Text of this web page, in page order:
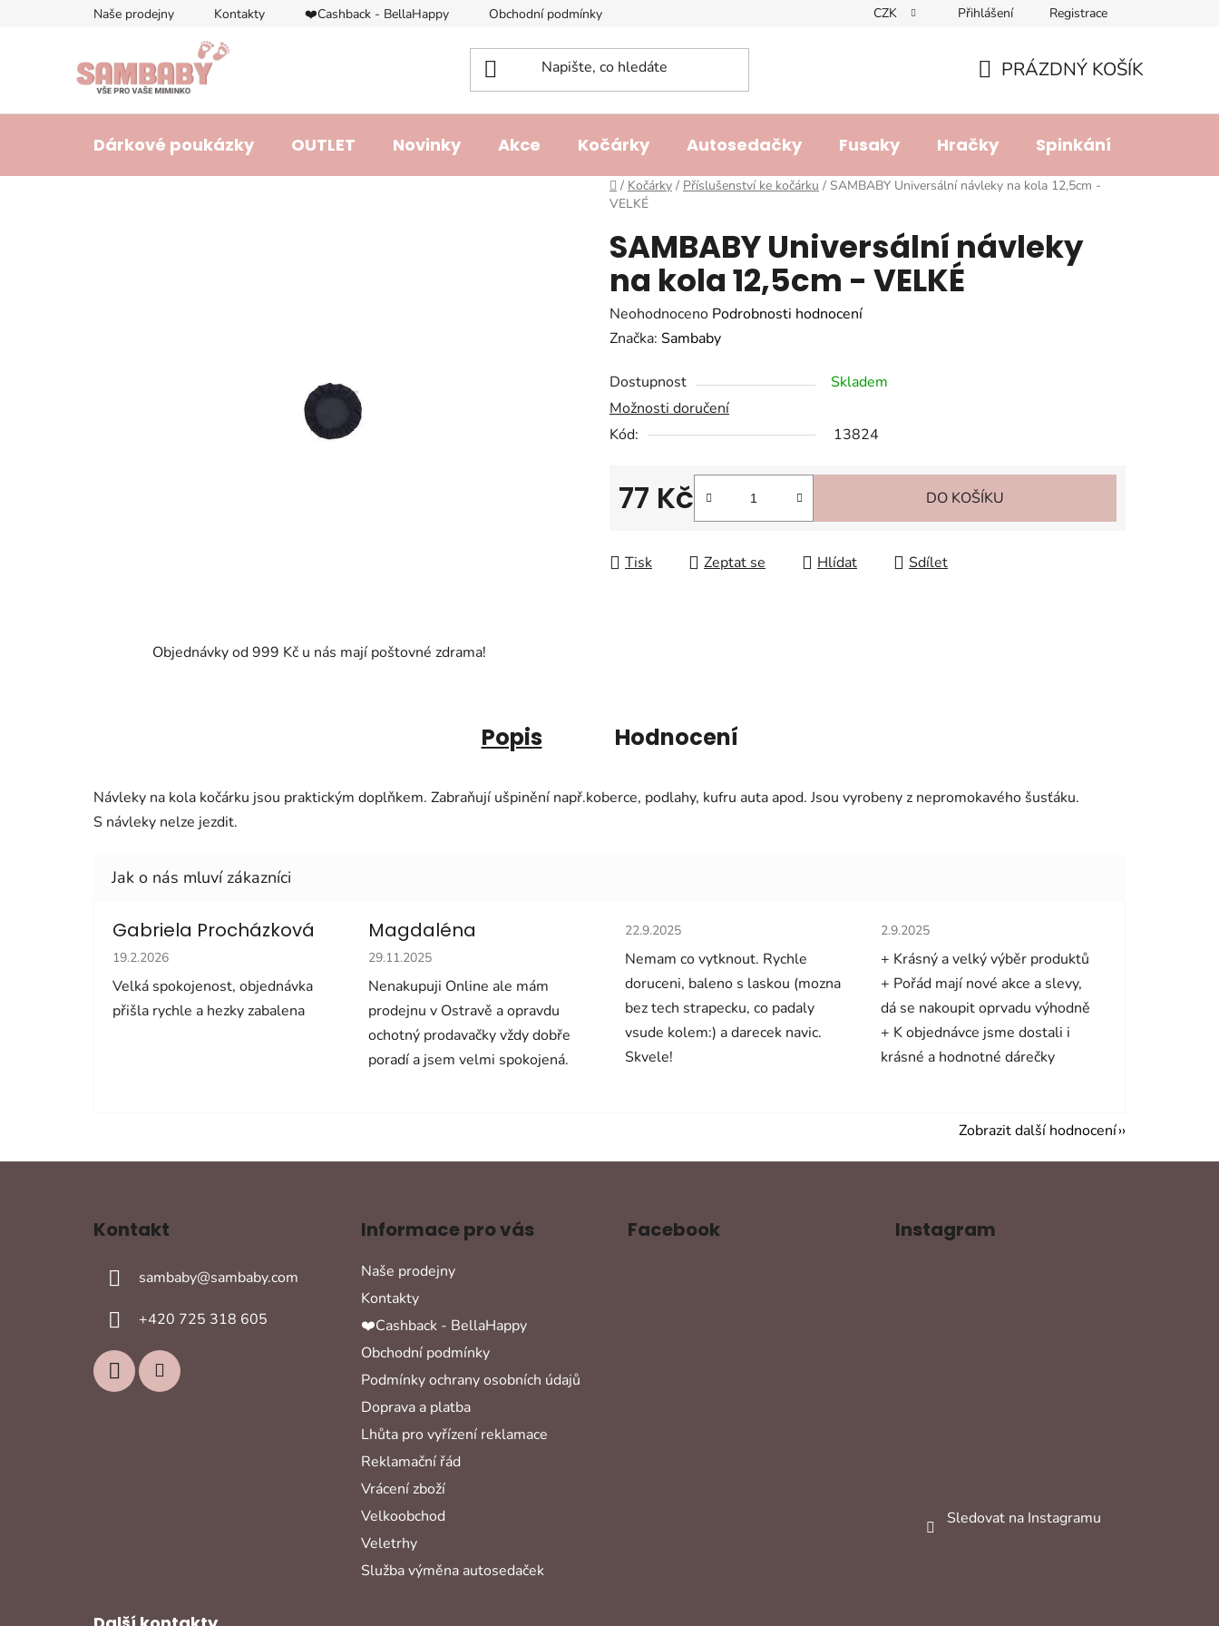
Naše prodejny Kontakty ❤️Cashback - BellaHappy Obchodní podmínky Doprava a platba Lhůta pro vyřízení reklamace
CZK Přihlášení Registrace
KOŠÍK
PRÁZDNÝ KOŠÍK
Dárkové poukázky OUTLET Novinky Akce Kočárky Autosedačky Fusaky Hračky Spinkání
Domů
/ Kočárky / Příslušenství ke kočárku / SAMBABY Universální návleky na kola 12,5cm -
VELKÉ
SAMBABY Universální návleky
na kola 12,5cm - VELKÉ
Průměrné
hodnocení
je
0,0
z
hvězdiček.
Neohodnoceno Podrobnosti hodnocení
Značka: Sambaby
Dostupnost
Skladem
Možnosti doručení
Kód:
13824
77 Kč
Měrná cena:
DO KOŠÍKU
Tisk Zeptat se Hlídat Sdílet
Objednávky od 999 Kč u nás mají poštovné zdrama!
Popis Hodnocení
Návleky na kola kočárku jsou praktickým doplňkem. Zabraňují ušpinění např.koberce, podlahy, kufru auta apod. Jsou vyrobeny z nepromokavého šusťáku.
S návleky nelze jezdit.
Gabriela Procházková
Hodnocení obchodu je 5 z 5 hvězdiček.
19.2.2026
Velká spokojenost, objednávka
přišla rychle a hezky zabalena
Magdaléna
Hodnocení obchodu je 5 z 5 hvězdiček.
29.11.2025
Nenakupuji Online ale mám
prodejnu v Ostravě a opravdu
ochotný prodavačky vždy dobře
poradí a jsem velmi spokojená.
Hodnocení obchodu je 5 z 5 hvězdiček.
22.9.2025
Nemam co vytknout. Rychle
doruceni, baleno s laskou (mozna
bez tech strapecku, co padaly
vsude kolem:) a darecek navic.
Skvele!
Hodnocení obchodu je 5 z 5 hvězdiček.
2.9.2025
+ Krásný a velký výběr produktů
+ Pořád mají nové akce a slevy,
dá se nakoupit oprvadu výhodně
+ K objednávce jsme dostali i
krásné a hodnotné dárečky
Zobrazit další hodnocení
Kontakt
sambaby@sambaby.com
+420 725 318 605
Informace pro vás
Naše prodejny
Kontakty
❤️Cashback - BellaHappy
Obchodní podmínky
Podmínky ochrany osobních údajů
Doprava a platba
Lhůta pro vyřízení reklamace
Reklamační řád
Vrácení zboží
Velkoobchod
Veletrhy
Služba výměna autosedaček
Facebook Instagram
Sledovat na Instagramu